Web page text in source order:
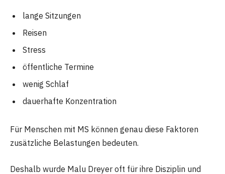
lange Sitzungen
Reisen
Stress
öffentliche Termine
wenig Schlaf
dauerhafte Konzentration
Für Menschen mit MS können genau diese Faktoren
zusätzliche Belastungen bedeuten.
Deshalb wurde Malu Dreyer oft für ihre Disziplin und